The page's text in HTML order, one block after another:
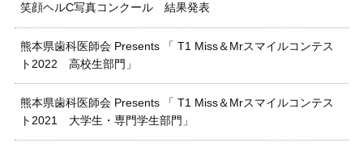
笑顔ヘルC写真コンクール 結果発表
熊本県歯科医師会 Presents 「 T1 Miss＆Mrスマイルコンテス
ト2022 高校生部門」
熊本県歯科医師会 Presents 「 T1 Miss＆Mrスマイルコンテス
ト2021 大学生・専門学生部門」